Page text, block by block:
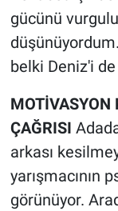
gücünü
belki Deniz'i
MOTİVASYON
ÇAĞRISI
arkası
yarışmacının
görünüyor.